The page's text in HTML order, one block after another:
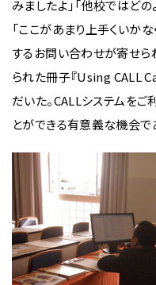
みましたよ」「他校ではど
「ここがあまり上手くいか
するお問い合わせが寄せ
られた冊子『Using CALL
だいた。CALLシステムを
とができる有意義な機会で